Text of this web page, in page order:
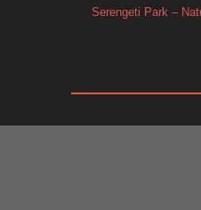
Serengeti Park –